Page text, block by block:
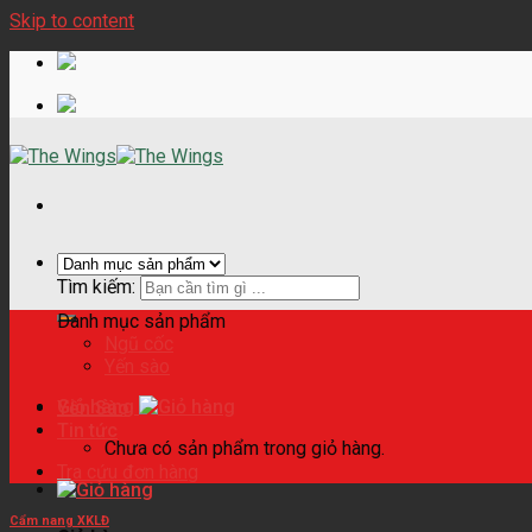
Skip to content
Tìm kiếm:
Giỏ hàng
Chưa có sản phẩm trong giỏ hàng.
Danh mục sản phẩm
Ngũ cốc
Yến sào
Yến Sào
Tin tức
Tra cứu đơn hàng
Cẩm nang XKLĐ